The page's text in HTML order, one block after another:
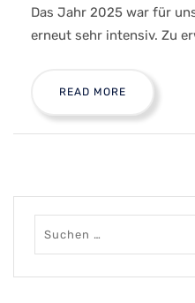
Das Jahr 2025 war für
erneut sehr intensiv. Zu
READ MORE